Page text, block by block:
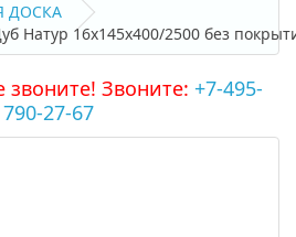
ДОСКА
Натур 16х145х400/2500 без
звоните! Звоните: +7-495-
790-27-67